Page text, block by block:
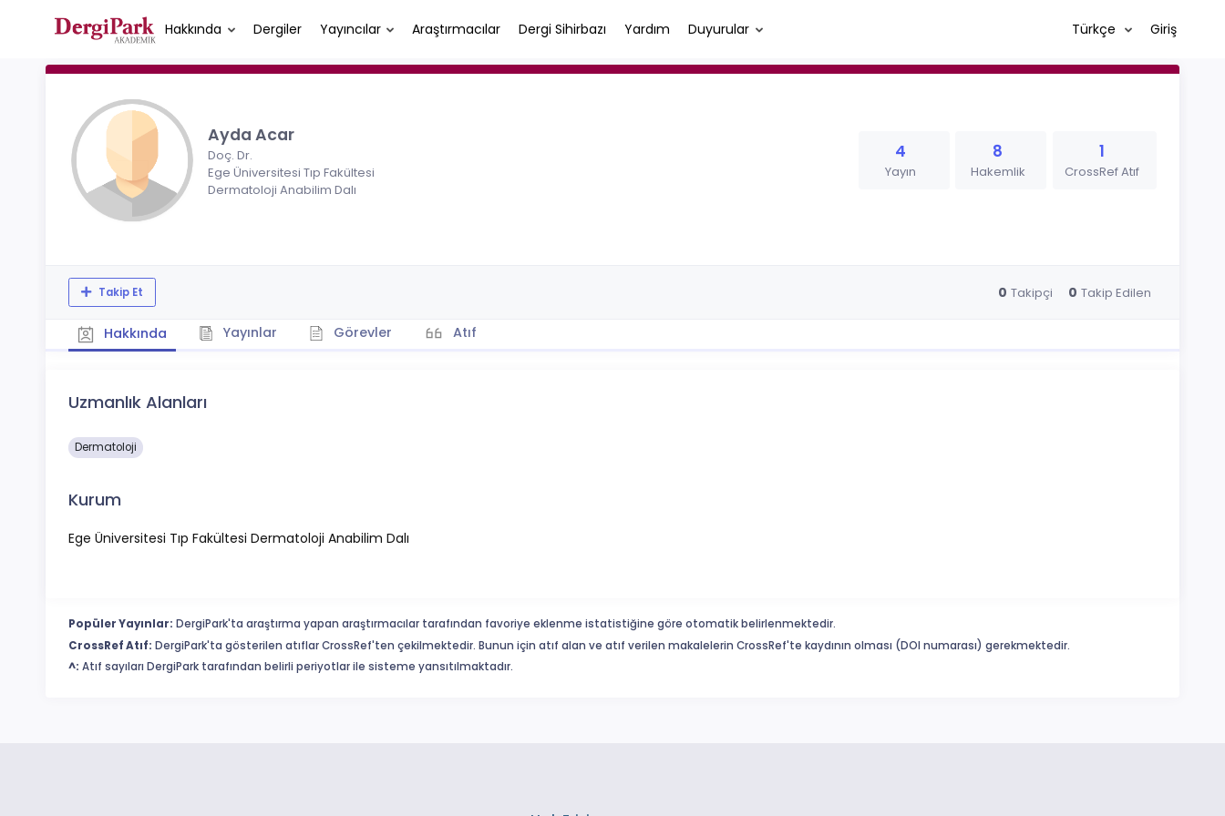
Hakkında Dergiler Yayıncılar Araştırmacılar Dergi Sihirbazı Yardım Duyurular Türkçe Giriş
Ayda Acar
Doç. Dr.
Ege Üniversitesi Tıp Fakültesi
Dermatoloji Anabilim Dalı
4
Yayın
8
Hakemlik
1
CrossRef Atıf
Takip Et 0 Takipçi 0 Takip Edilen
Hakkında Yayınlar Görevler Atıf
Uzmanlık Alanları
Dermatoloji
Kurum
Ege Üniversitesi Tıp Fakültesi Dermatoloji Anabilim Dalı
Popüler Yayınlar: DergiPark'ta araştırma yapan araştırmacılar tarafından favoriye eklenme istatistiğine göre otomatik belirlenmektedir.
CrossRef Atıf: DergiPark'ta gösterilen atıflar CrossRef'ten çekilmektedir. Bunun için atıf alan ve atıf verilen makalelerin CrossRef'te kaydının olması (DOI numarası) gerekmektedir.
^: Atıf sayıları DergiPark tarafından belirli periyotlar ile sisteme yansıtılmaktadır.